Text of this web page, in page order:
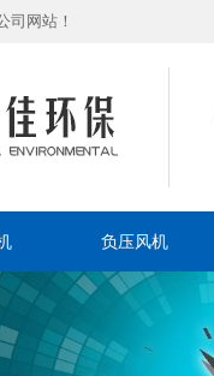
司网站！
负压风机